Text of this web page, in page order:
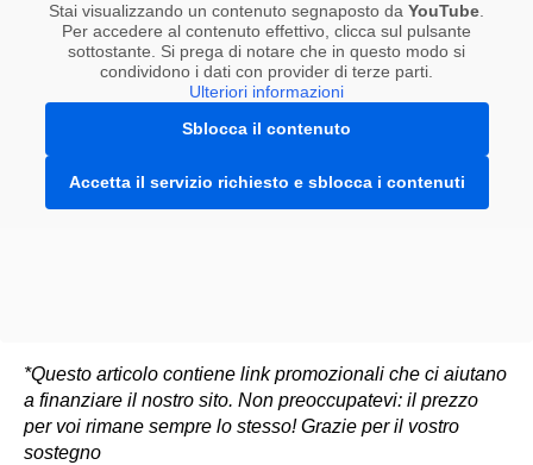
Stai visualizzando un contenuto segnaposto da YouTube.
Per accedere al contenuto effettivo, clicca sul pulsante
sottostante. Si prega di notare che in questo modo si
condividono i dati con provider di terze parti.
Ulteriori informazioni
Sblocca il contenuto
Accetta il servizio richiesto e sblocca i contenuti
*Questo articolo contiene link promozionali che ci aiutano
a finanziare il nostro sito. Non preoccupatevi: il prezzo
per voi rimane sempre lo stesso! Grazie per il vostro
sostegno